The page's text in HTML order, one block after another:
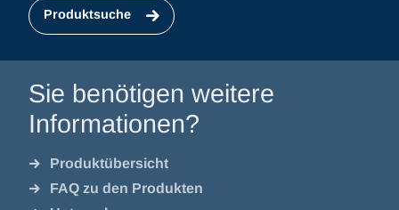
Produktsuche
Sie benötigen weitere
Informationen?
Produktübersicht
FAQ zu den Produkten